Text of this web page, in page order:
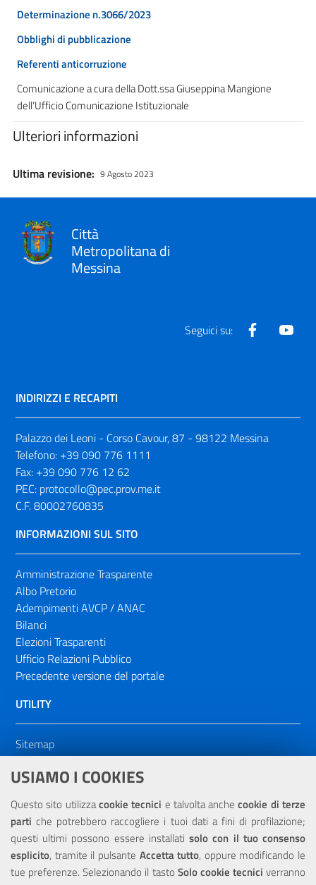
USIAMO I COOKIES
Questo sito utilizzacookie tecnici e talvolta anchecookie di terze
parti che potrebbero raccogliere i tuoi dati a fini di profilazione;
questi ultimi possono essere installatisolo con il tuo consenso
esplicito, tramite il pulsante Accetta tutto, oppure modificando le
tue preferenze. Selezionando il tasto Solo cookie tecnici verranno
Determinazione n.3066/2023
Obblighi di pubblicazione
Referenti anticorruzione
Comunicazione a cura della Dott.ssa Giuseppina Mangione
dell’Ufficio Comunicazione Istituzionale
Ulteriori informazioni
Ultima revisione: 9 Agosto 2023
Città
Metropolitana di
Messina
Seguici su: Facebook
INDIRIZZI E RECAPITI
Palazzo dei Leoni - Corso Cavour, 87 - 98122 Messina
Telefono: +39 090 776 1111
Fax: +39 090 776 12 62
PEC: protocollo@pec.prov.me.it
C.F. 80002760835
INFORMAZIONI SUL SITO
Amministrazione Trasparente
Albo Pretorio
Adempimenti AVCP / ANAC
Bilanci
Elezioni Trasparenti
Ufficio Relazioni Pubblico
Precedente versione del portale
UTILITY
Sitemap
Dichiarazione di accessibilità
NOTE LEGALI
Privacy